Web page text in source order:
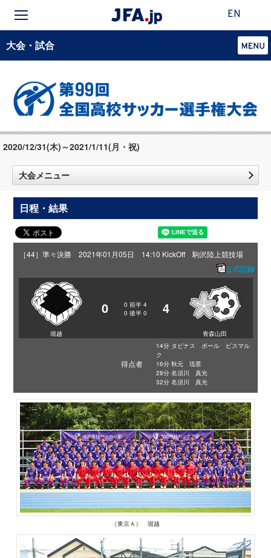
EN
大会・試合
2020/12/31(木)～2021/1/11(月・祝)
大会メニュー
日程・結果
［44］準々決勝 2021年01月05日 14:10 KickOff 駒沢陸上競技場
公式記録
堀越
0 0 前半 4
0 後半 0 4
青森山田
得点者
14分 タビナス ポール ビスマル
ク
16分 秋元 琉星
28分 名須川 真光
32分 名須川 真光
（東京Ａ） 堀越